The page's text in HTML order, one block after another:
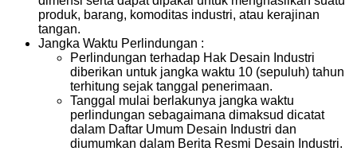
produk, barang, komoditas industri, atau kerajinan
tangan.
Jangka Waktu Perlindungan :
Perlindungan terhadap Hak Desain Industri
diberikan untuk jangka waktu 10 (sepuluh) tahun
terhitung sejak tanggal penerimaan.
Tanggal mulai berlakunya jangka waktu
perlindungan sebagaimana dimaksud dicatat
dalam Daftar Umum Desain Industri dan
diumumkan dalam Berita Resmi Desain Industri.